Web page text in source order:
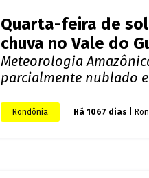
Quarta-feira de
chuva no Vale do
Meteorologia
parcialmente nublado
Rondônia Há 1067 dias |